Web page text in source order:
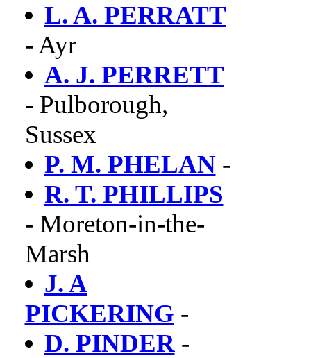
L. A. PERRATT
- Ayr
A. J. PERRETT
- Pulborough,
Sussex
P. M. PHELAN-
R. T. PHILLIPS
- Moreton-in-the-
Marsh
J. A
PICKERING -
D. PINDER-